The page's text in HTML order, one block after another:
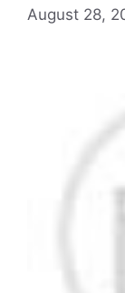
August 28,